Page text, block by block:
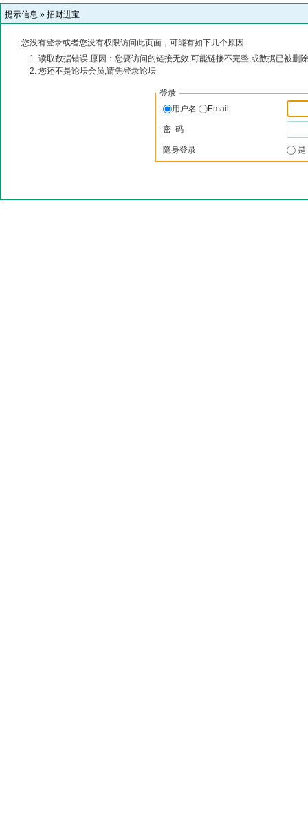
提示信息 » 招财进宝
您没有登录或者您没有权限访问此页面，可能有如下几个原因:
读取数据错误,原因：您要访问的链接无效,可能链接不完整,或数据已被删
您还不是论坛会员,请先登录论坛
登录
用户名
Email
密 码
隐身登录